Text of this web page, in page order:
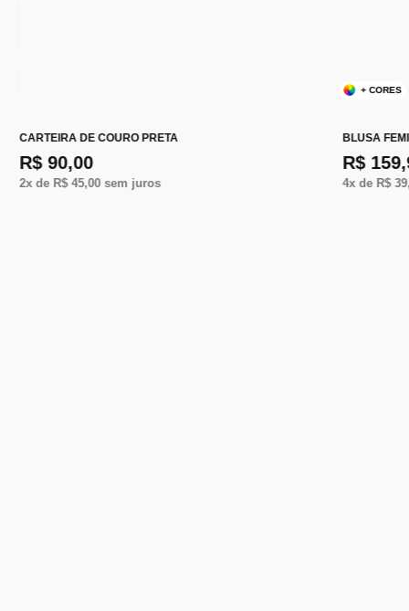
CARTEIRA DE COURO PRETA
R$ 90,00
2x de R$ 45,00sem juros
+ CORES
BLUSA
R$
4x de R$